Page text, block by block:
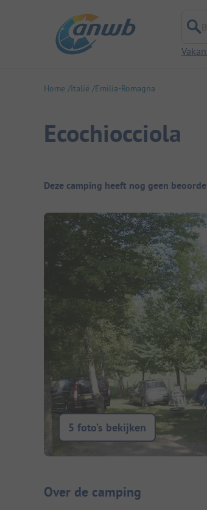
Home Italië Emilia-Romagna
Ecochiocciola
Camping overzicht
Deze camping heeft nog geen
5 foto’s bekijken
Camping introductie
Over de camping